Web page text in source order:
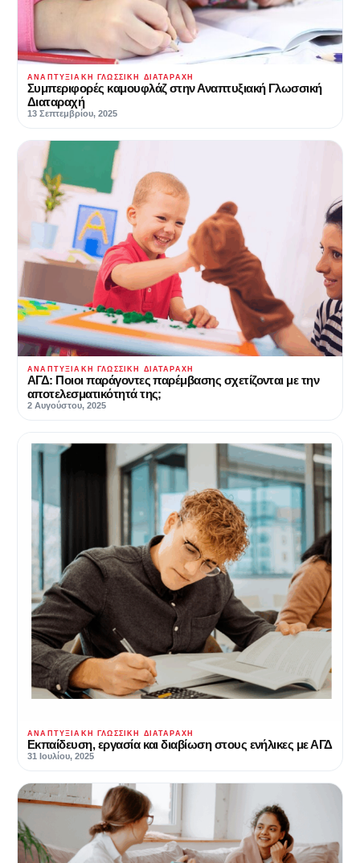
ΑΝΑΠΤΥΞΙΑΚΉ ΓΛΩΣΣΙΚΉ ΔΙΑΤΑΡΑΧΉ
Συμπεριφορές καμουφλάζ στην Αναπτυξιακή Γλωσσική
Διαταραχή
13 Σεπτεμβρίου, 2025
ΑΝΑΠΤΥΞΙΑΚΉ ΓΛΩΣΣΙΚΉ ΔΙΑΤΑΡΑΧΉ
ΑΓΔ: Ποιοι παράγοντες παρέμβασης σχετίζονται με την
αποτελεσματικότητά της;
2 Αυγούστου, 2025
ΑΝΑΠΤΥΞΙΑΚΉ ΓΛΩΣΣΙΚΉ ΔΙΑΤΑΡΑΧΉ
Εκπαίδευση, εργασία και διαβίωση στους ενήλικες με ΑΓΔ
31 Ιουλίου, 2025